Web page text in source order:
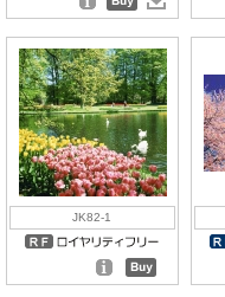
JK82-1